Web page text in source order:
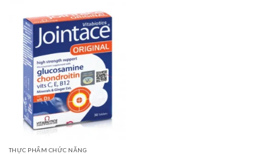
THỰC PHẨM CHỨC NĂNG